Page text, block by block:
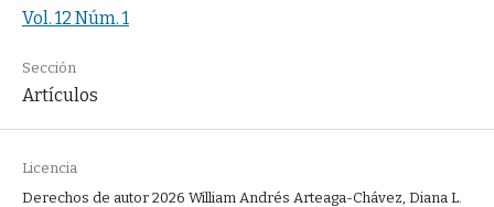
Vol. 12 Núm. 1
Sección
Artículos
Licencia
Derechos de autor 2026 William Andrés Arteaga-Chávez, Diana L.